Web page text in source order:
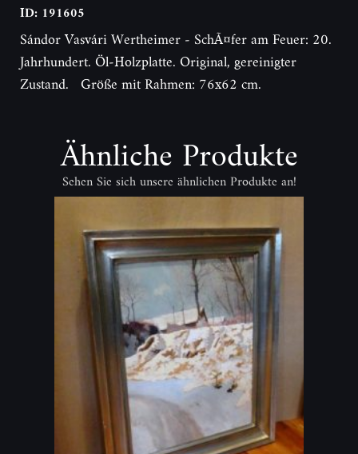
ID: 191605
Sándor Vasvári Wertheimer - SchÃ¤fer am Feuer: 20.
Jahrhundert. Öl-Holzplatte. Original, gereinigter
Zustand. Größe mit Rahmen: 76x62 cm.
Ähnliche Produkte
Sehen Sie sich unsere ähnlichen Produkte an!